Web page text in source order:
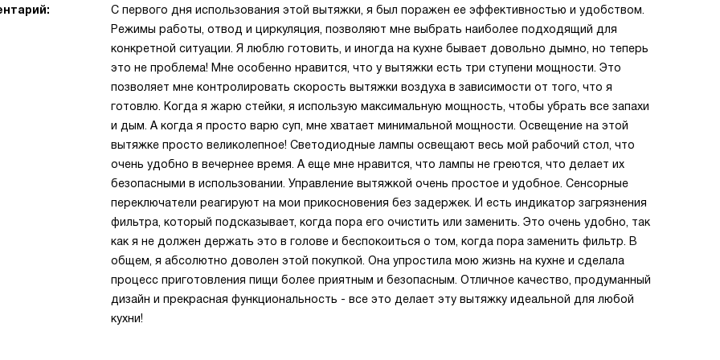
С первого дня использования этой вытяжки, я был поражен ее эффективностью и удобством.
Режимы работы, отвод и циркуляция, позволяют мне выбрать наиболее подходящий для
конкретной ситуации. Я люблю готовить, и иногда на кухне бывает довольно дымно, но теперь
это не проблема! Мне особенно нравится, что у вытяжки есть три ступени мощности. Это
позволяет мне контролировать скорость вытяжки воздуха в зависимости от того, что я
готовлю. Когда я жарю стейки, я использую максимальную мощность, чтобы убрать все запахи
и дым. А когда я просто варю суп, мне хватает минимальной мощности. Освещение на этой
вытяжке просто великолепное! Светодиодные лампы освещают весь мой рабочий стол, что
очень удобно в вечернее время. А еще мне нравится, что лампы не греются, что делает их
безопасными в использовании. Управление вытяжкой очень простое и удобное. Сенсорные
переключатели реагируют на мои прикосновения без задержек. И есть индикатор загрязнения
фильтра, который подсказывает, когда пора его очистить или заменить. Это очень удобно, так
как я не должен держать это в голове и беспокоиться о том, когда пора заменить фильтр. В
общем, я абсолютно доволен этой покупкой. Она упростила мою жизнь на кухне и сделала
процесс приготовления пищи более приятным и безопасным. Отличное качество, продуманный
дизайн и прекрасная функциональность - все это делает эту вытяжку идеальной для любой
кухни!